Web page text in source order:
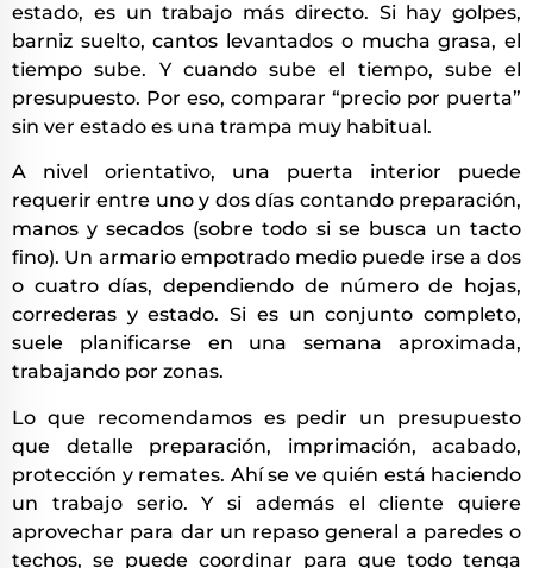
estado, es un trabajo más directo. Si hay golpes,
barniz suelto, cantos levantados o mucha grasa, el
tiempo sube. Y cuando sube el tiempo, sube el
presupuesto. Por eso, comparar “precio por puerta”
sin ver estado es una trampa muy habitual.
A nivel orientativo, una puerta interior puede
requerir entre uno y dos días contando preparación,
manos y secados (sobre todo si se busca un tacto
fino). Un armario empotrado medio puede irse a dos
o cuatro días, dependiendo de número de hojas,
correderas y estado. Si es un conjunto completo,
suele planificarse en una semana aproximada,
trabajando por zonas.
Lo que recomendamos es pedir un presupuesto
que detalle preparación, imprimación, acabado,
protección y remates. Ahí se ve quién está haciendo
un trabajo serio. Y si además el cliente quiere
aprovechar para dar un repaso general a paredes o
techos, se puede coordinar para que todo tenga